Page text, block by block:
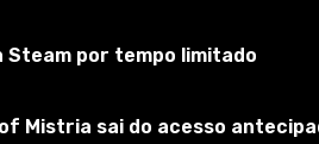
por tempo limitado
Mistria sai do acesso